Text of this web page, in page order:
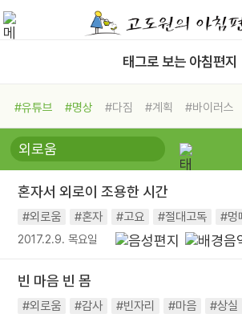
태그로 보는 아침편지
#유튜브 #명상 #다짐 #계획 #바이러스
#비전캠프
#독서캠프 #삶
#희망
#나눔 #친구 #링컨학교
#독서
#건강 #면역력
혼자서 외로이 조용한 시간
#외로움 #혼자 #고요 #절대고독 #멍
2017.2.9. 목요일
빈 마음 빈 몸
#외로움 #감사 #빈자리 #마음 #상실